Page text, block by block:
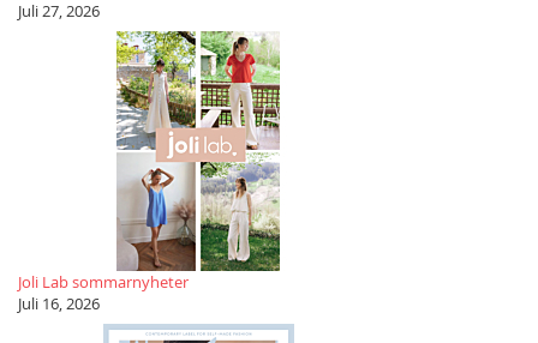
Juli 27, 2026
Joli Lab sommarnyheter
Juli 16, 2026